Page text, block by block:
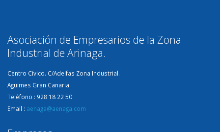
Asociación de Empresarios de la Zona
Industrial de Arinaga.
Centro Cívico. C/Adelfas Zona Industrial.
Agüimes Gran Canaria
Teléfono : 928 18 22 50
Email : aenaga@aenaga.com